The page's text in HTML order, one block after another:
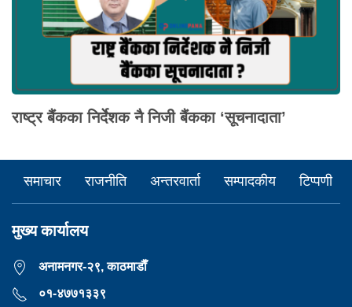
राष्ट्र बैंकका निर्देशक नै निजी बैंकका ‘सूचनादाता’
समाचार राजनीति अन्तरवार्ता सम्पादकीय टिप्पणी
मुख्य कार्यालय
अनामनगर-२९, काठमाडाैँ
०१-४७७१३३९